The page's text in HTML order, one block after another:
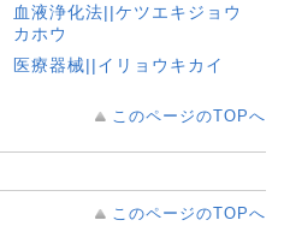
血液浄化法||ケツエキジョウ
カホウ
医療器械||イリョウキカイ
このページのTOPへ
このページのTOPへ